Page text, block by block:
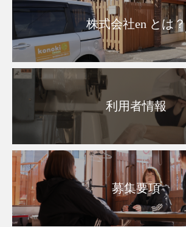
株式会社en とは？
利用者情報
募集要項